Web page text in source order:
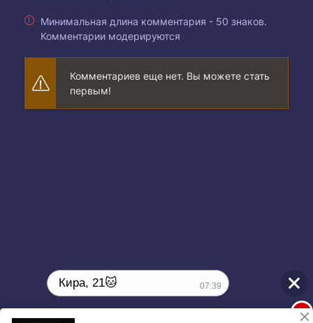
Минимальная длина комментария - 50 знаков.
Комментарии модерируются
Комментариев еще нет. Вы можете стать
первым!
Кира, 21🐱 07:39
1